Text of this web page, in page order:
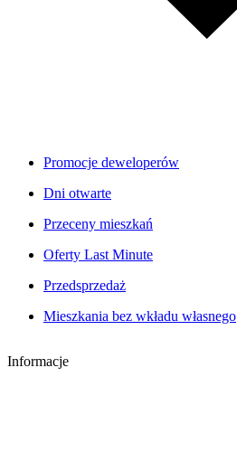
Promocje deweloperów
Dni otwarte
Przeceny mieszkań
Oferty Last Minute
Przedsprzedaż
Mieszkania bez wkładu własnego
Informacje